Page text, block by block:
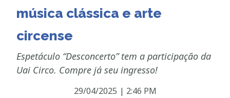
música clássica e arte
circense
Espetáculo “Desconcerto” tem a participação da
Uai Circo. Compre já seu ingresso!
29/04/2025 | 2:46 PM